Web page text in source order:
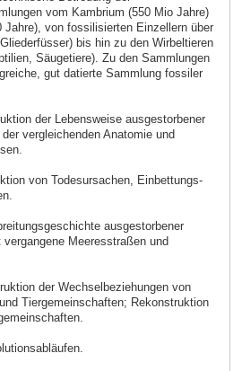
vom Kambrium (550 Mio Jahre)
Jahre), von fossilisierten Einzellern über
bis hin zu den Wirbeltieren
Säugetiere). Zu den Sammlungen
gut datierte Sammlung fossiler
der Lebensweise ausgestorbener
vergleichenden Anatomie und
von Todesursachen, Einbettungs-
ausgestorbener
Meeresstraßen und
der Wechselbeziehungen von
Tiergemeinschaften; Rekonstruktion